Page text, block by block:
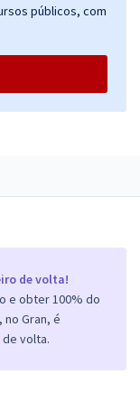
de volta!
e obter 100% do
Gran, é
volta.
públicos, com